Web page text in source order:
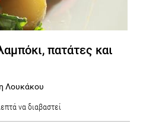
πατάτες και
Λουκάκου
να διαβαστεί